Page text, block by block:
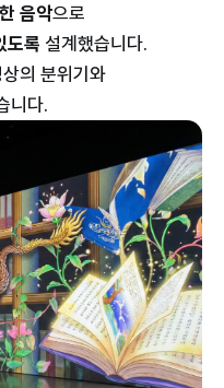
음악으로
도록 설계했습니다.
의 분위기와
니다.